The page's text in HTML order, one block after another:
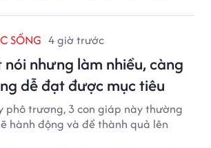
SỐNG 4 giờ trước
nhưng làm nhiều, càng
dễ đạt được mục tiêu
phô trương, 3 con giáp này thường
hành động và để thành quả lên